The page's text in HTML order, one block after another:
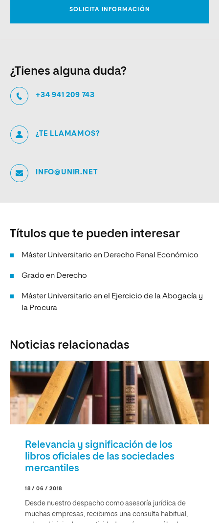
¿Tienes alguna duda?
+34 941 209 743
¿TE LLAMAMOS?
INFO@UNIR.NET
Títulos que te pueden interesar
Máster Universitario en Derecho Penal Económico
Grado en Derecho
Máster Universitario en el Ejercicio de la Abogacía y
la Procura
Noticias relacionadas
Relevancia y significación de los
libros oficiales de las sociedades
mercantiles
18 / 06 / 2018
Desde nuestro despacho como asesoría jurídica de
muchas empresas, recibimos una consulta habitual,